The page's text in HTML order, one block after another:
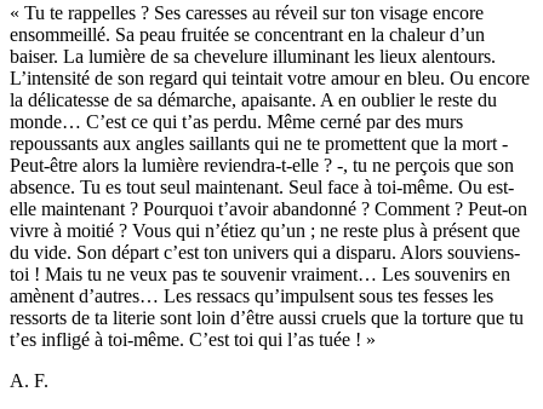
« Tu te rappelles ? Ses caresses au réveil sur ton visage encore
ensommeillé. Sa peau fruitée se concentrant en la chaleur d’un
baiser. La lumière de sa chevelure illuminant les lieux alentours.
L’intensité de son regard qui teintait votre amour en bleu. Ou encore
la délicatesse de sa démarche, apaisante. A en oublier le reste du
monde… C’est ce qui t’as perdu. Même cerné par des murs
repoussants aux angles saillants qui ne te promettent que la mort -
Peut-être alors la lumière reviendra-t-elle ? -, tu ne perçois que son
absence. Tu es tout seul maintenant. Seul face à toi-même. Ou est-
elle maintenant ? Pourquoi t’avoir abandonné ? Comment ? Peut-on
vivre à moitié ? Vous qui n’étiez qu’un ; ne reste plus à présent que
du vide. Son départ c’est ton univers qui a disparu. Alors souviens-
toi ! Mais tu ne veux pas te souvenir vraiment… Les souvenirs en
amènent d’autres… Les ressacs qu’impulsent sous tes fesses les
ressorts de ta literie sont loin d’être aussi cruels que la torture que tu
t’es infligé à toi-même. C’est toi qui l’as tuée ! »
A. F.